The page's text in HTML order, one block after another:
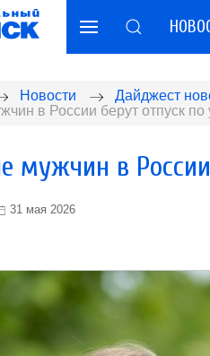
Новости
Дайджест
в России берут отпуск по
мужчин в
31 мая 2026